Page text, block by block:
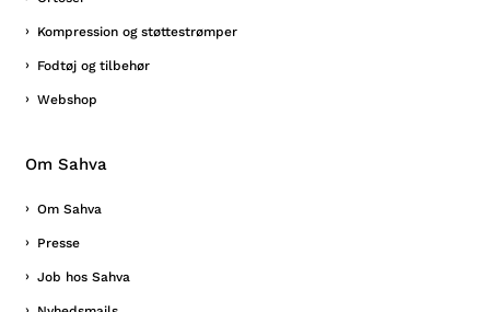
Kompression og støttestrømper
Fodtøj og tilbehør
Webshop
Om Sahva
Om Sahva
Presse
Job hos Sahva